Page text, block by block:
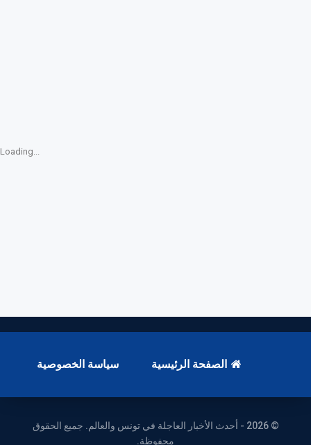
Loading...
الصفحة الرئيسية سياسة الخصوصية
© 2026 - أحدث الأخبار العاجلة في تونس والعالم. جميع الحقوق
محفوظة.